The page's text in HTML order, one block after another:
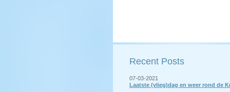
Recent Posts
07-03-2021
Laatste (vlieg)dag en weer rond de